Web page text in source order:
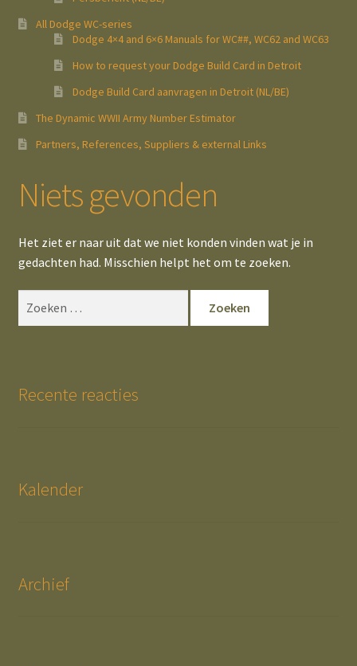
All Dodge WC-series
Dodge 4×4 and 6×6 Manuals for WC##, WC62 and WC63
How to request your Dodge Build Card in Detroit
Dodge Build Card aanvragen in Detroit (NL/BE)
The Dynamic WWII Army Number Estimator
Partners, References, Suppliers & external Links
Niets gevonden
Het ziet er naar uit dat we niet konden vinden wat je in
gedachten had. Misschien helpt het om te zoeken.
Recente reacties
Kalender
Archief